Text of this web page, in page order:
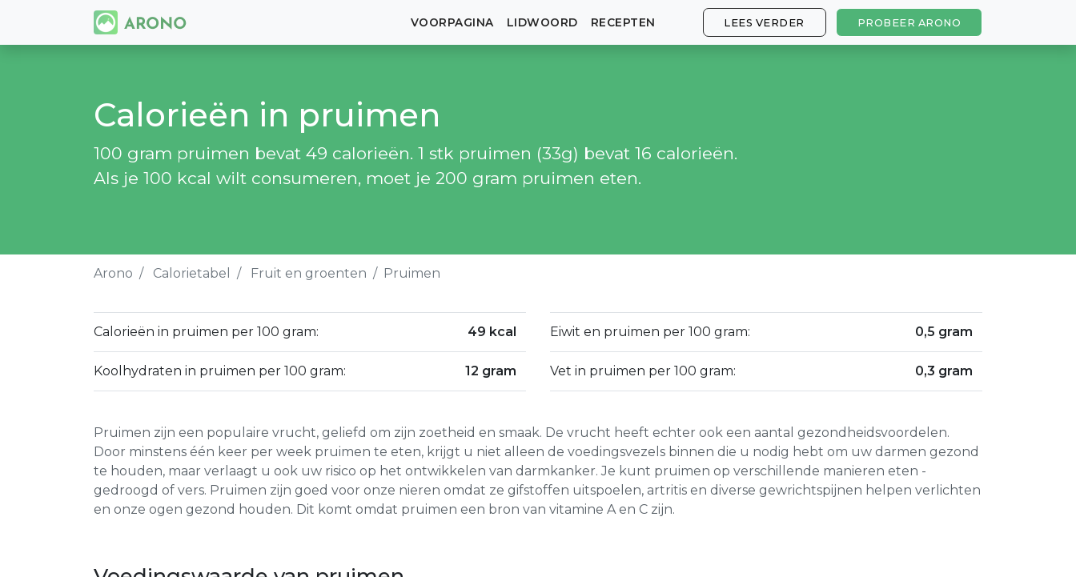
VOORPAGINA LIDWOORD RECEPTEN LEES VERDER PROBEER ARONO
Calorieën in pruimen
100 gram pruimen bevat 49 calorieën. 1 stk pruimen (33g) bevat 16 calorieën.
Als je 100 kcal wilt consumeren, moet je 200 gram pruimen eten.
Arono Calorietabel Fruit en groenten Pruimen
Calorieën in pruimen per 100 gram: 49 kcal
Koolhydraten in pruimen per 100 gram: 12 gram
Eiwit en pruimen per 100 gram: 0,5 gram
Vet in pruimen per 100 gram: 0,3 gram
Pruimen zijn een populaire vrucht, geliefd om zijn zoetheid en smaak. De vrucht heeft echter ook een aantal gezondheidsvoordelen.
Door minstens één keer per week pruimen te eten, krijgt u niet alleen de voedingsvezels binnen die u nodig hebt om uw darmen gezond
te houden, maar verlaagt u ook uw risico op het ontwikkelen van darmkanker. Je kunt pruimen op verschillende manieren eten -
gedroogd of vers. Pruimen zijn goed voor onze nieren omdat ze gifstoffen uitspoelen, artritis en diverse gewrichtspijnen helpen verlichten
en onze ogen gezond houden. Dit komt omdat pruimen een bron van vitamine A en C zijn.